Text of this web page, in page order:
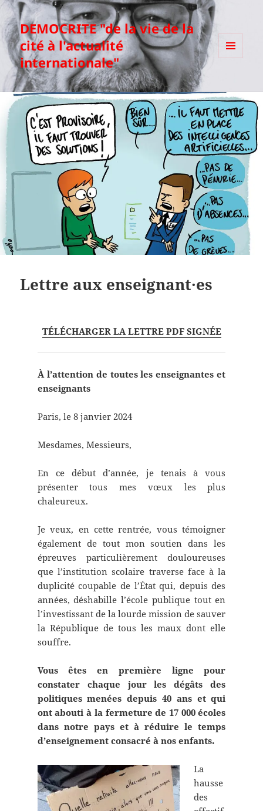
DEMOCRITE "de la vie de la
cité à l'actualité
internationale"
Lettre aux enseignant·es
TÉLÉCHARGER LA LETTRE PDF SIGNÉE
À l’attention de toutes les enseignantes et
enseignants
Paris, le 8 janvier 2024
Mesdames, Messieurs,
En ce début d’année, je tenais à vous
présenter tous mes vœux les plus
chaleureux.
Je veux, en cette rentrée, vous témoigner
également de tout mon soutien dans les
épreuves particulièrement douloureuses
que l’institution scolaire traverse face à la
duplicité coupable de l’État qui, depuis des
années, déshabille l’école publique tout en
l’investissant de la lourde mission de sauver
la République de tous les maux dont elle
souffre.
Vous êtes en première ligne pour
constater chaque jour les dégâts des
politiques menées depuis 40 ans et qui
ont abouti à la fermeture de 17 000 écoles
dans notre pays et à réduire le temps
d’enseignement consacré à nos enfants.
La
hausse
des